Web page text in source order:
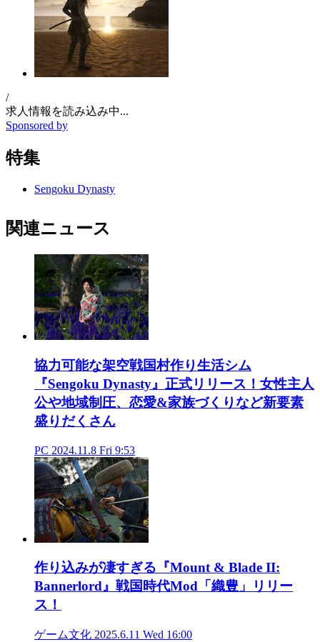
/
求人情報を読み込み中...
Sponsored by
特集
Sengoku Dynasty
関連ニュース
協力可能な架空戦国村作り生活シム
『Sengoku Dynasty』正式リリース！女性主人
公や地域制圧、恋愛&家族づくりなど新要素
盛りだくさん
PC 2024.11.8 Fri 9:53
作り込みが凄すぎる『Mount & Blade II:
Bannerlord』戦国時代Mod「織豊」リリー
ス！
ゲーム文化 2025.6.11 Wed 16:00